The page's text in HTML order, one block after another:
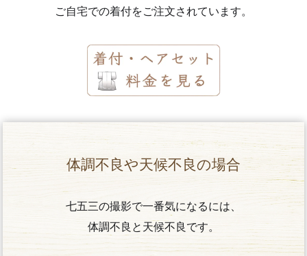
ご自宅での着付をご注文されています。
体調不良や天候不良の場合
七五三の撮影で一番気になるには、
体調不良と天候不良です。